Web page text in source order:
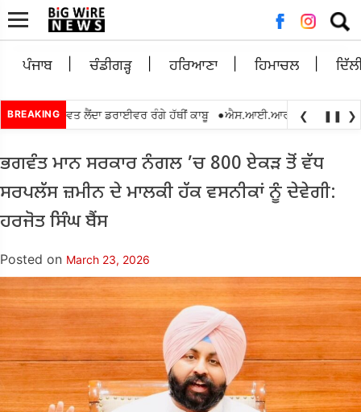
for:
ਪੰਜਾਬ ਚੰਡੀਗੜ੍ਹ ਹਰਿਆਣਾ ਹਿਮਾਚਲ
BREAKING
ਰੁਪਏ ਰਿਸ਼ਵਤ ਲੈਂਦਾ ਡਰਾਈਵਰ ਰੰਗੇ ਹੱਥੀਂ ਕਾਬੂ •ਐਸ.ਆਈ.ਆਰ.2026 ਦੌਰਾਨ
❮ ❚❚ ❯
ਭਗਵੰਤ ਮਾਨ ਸਰਕਾਰ ਨੰਗਲ ’ਚ 800 ਏਕੜ ਤੋਂ ਵੱਧ
ਸਰਪਲੱਸ ਜ਼ਮੀਨ ਦੇ ਮਾਲਕੀ ਹੱਕ ਵਸਨੀਕਾਂ ਨੂੰ ਦੇਵੇਗੀ:
ਹਰਜੋਤ ਸਿੰਘ ਬੈਂਸ
Posted on March 23, 2026